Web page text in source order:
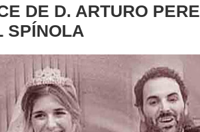
DE D. ARTURO
SPÍNOLA